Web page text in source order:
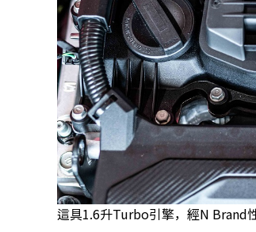
這具1.6升Turbo引擎，經N Brand